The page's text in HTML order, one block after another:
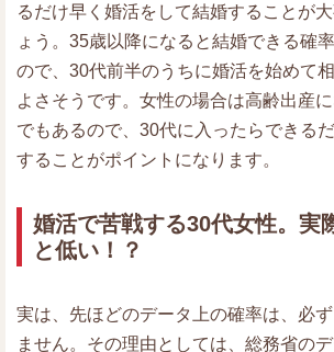
るだけ早く婚活をして結婚することが
ょう。35歳以降になると結婚できる確
ので、30代前半のうちに婚活を始めて
よさそうです。女性の場合は高齢出産
でもあるので、30代に入ったらできる
することがポイントになります。
婚活で苦戦する30代女性。実
と低い！？
実は、先ほどのデータ上の確率は、必
ません。その理由としては、総務省の